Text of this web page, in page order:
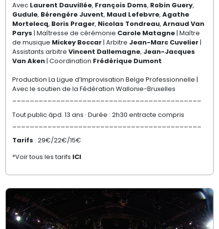
Avec Laurent Dauvillée, François Doms, Robin Guery,
Gudule, Bérengère Juvent, Maud Lefebvre, Agathe
Mortelecq, Boris Prager, Nicolas Tondreau, Arnaud Van
Parys | Maîtresse de cérémonie Carole Matagne| Maître
de musique Mickey Boccar| Arbitre Jean-Marc Cuvelier|
Assistants arbitre Vincent Dallemagne, Jean-Jacques
Van Aken| Coordination Frédérique Dumont
Production La Ligue d’Improvisation Belge Professionnelle |
Avec le soutien de la Fédération Wallonie-Bruxelles
Tout public àpd. 13 ans · Durée : 2h30 entracte compris
Tarifs : 29€/22€/15€
*Voir tous les tarifs ICI